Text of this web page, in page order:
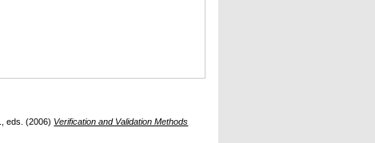
, eds. (2006) Verification and Validation Methods